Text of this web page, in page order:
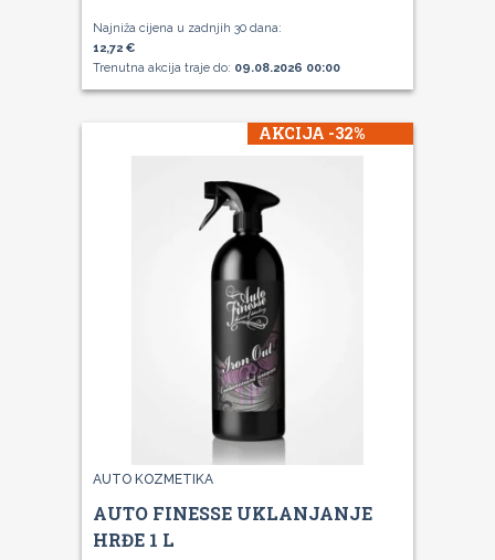
Najniža cijena u zadnjih 30 dana:
12,72 €
Trenutna akcija traje do: 09.08.2026 00:00
AKCIJA -32%
AUTO KOZMETIKA
AUTO FINESSE UKLANJANJE
HRĐE 1 L